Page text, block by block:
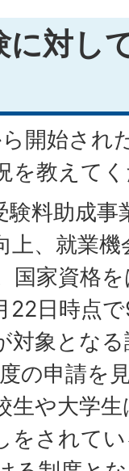
に対し
開始され
を教えて
験料助成
上、就業
国家資格
22日時点
対象とな
の申請を
生や大学
をされて